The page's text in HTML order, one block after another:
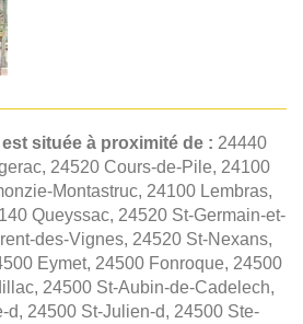
située à proximité de : 24440
24520 Cours-de-Pile, 24100
Montastruc, 24100 Lembras,
Queyssac, 24520 St-Germain-et-
des-Vignes, 24520 St-Nexans,
Eymet, 24500 Fonroque, 24500
24500 St-Aubin-de-Cadelech,
d, 24500 St-Julien-d, 24500 Ste-